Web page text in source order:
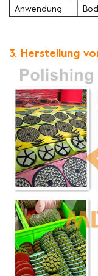
Anwendung
3. Herstellung